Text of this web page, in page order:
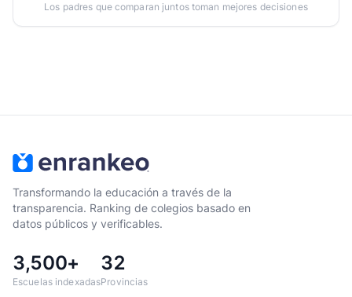
Los padres que comparan juntos toman mejores decisiones
Transformando la educación a través de la
transparencia. Ranking de colegios basado en
datos públicos y verificables.
3,500+
Escuelas indexadas
32
Provincias